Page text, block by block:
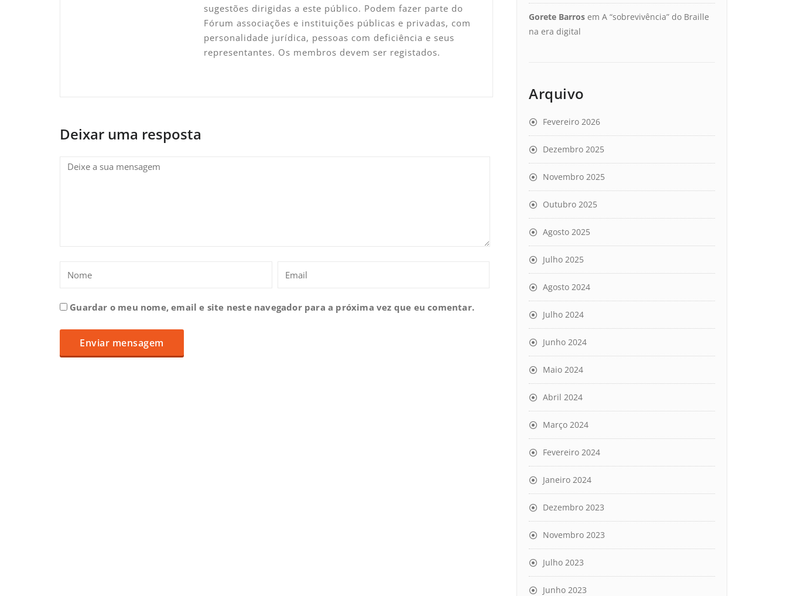
sugestões dirigidas a este público. Podem fazer parte do
Fórum associações e instituições públicas e privadas, com
personalidade jurídica, pessoas com deficiência e seus
representantes. Os membros devem ser registados.
Deixar uma resposta
Guardar o meu nome, email e site neste navegador para a próxima vez que eu comentar.
Gorete Barros em A “sobrevivência” do Braille
na era digital
Arquivo
Fevereiro 2026
Dezembro 2025
Novembro 2025
Outubro 2025
Agosto 2025
Julho 2025
Agosto 2024
Julho 2024
Junho 2024
Maio 2024
Abril 2024
Março 2024
Fevereiro 2024
Janeiro 2024
Dezembro 2023
Novembro 2023
Julho 2023
Junho 2023